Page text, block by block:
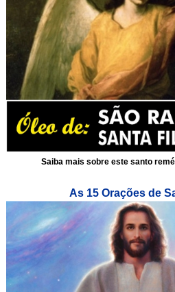
Saiba mais sobre este santo
As 15 Orações de